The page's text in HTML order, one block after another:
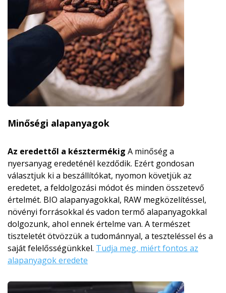
Minőségi alapanyagok
Az eredettől a késztermékig A minőség a
nyersanyag eredeténél kezdődik. Ezért gondosan
választjuk ki a beszállítókat, nyomon követjük az
eredetet, a feldolgozási módot és minden összetevő
értelmét. BIO alapanyagokkal, RAW megközelítéssel,
növényi forrásokkal és vadon termő alapanyagokkal
dolgozunk, ahol ennek értelme van. A természet
tiszteletét ötvözzük a tudománnyal, a teszteléssel és a
saját felelősségünkkel. Tudja meg, miért fontos az
alapanyagok eredete